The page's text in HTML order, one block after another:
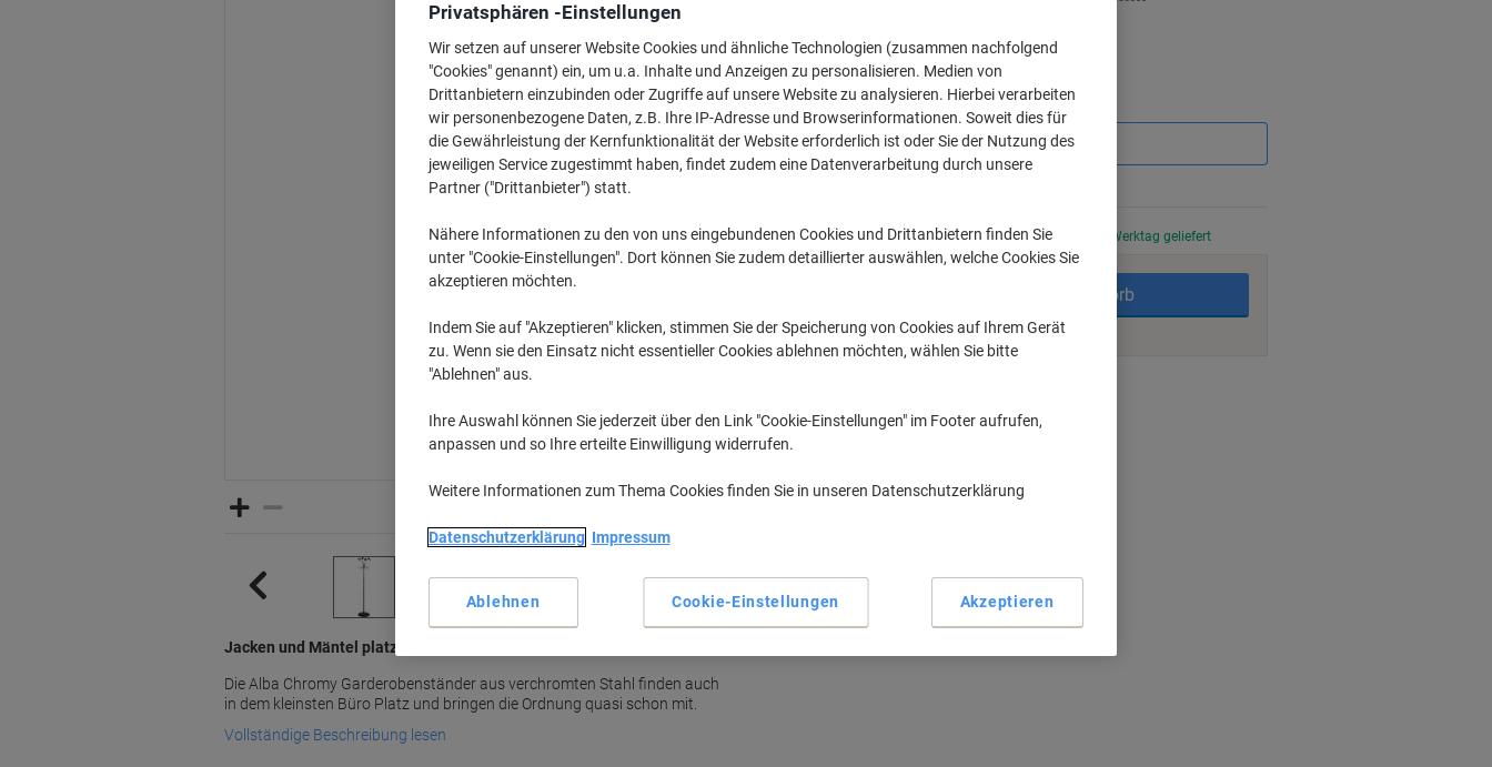
Jacken und Mäntel platzsparend aufhängen
Die Alba Chromy Garderobenständer aus verchromten Stahl finden auch
in dem kleinsten Büro Platz und bringen die Ordnung quasi schon mit.
Vollständige Beschreibung lesen
130,89 € inkl. USt
Menge exkl. USt
1-2Stück 114,99 €
Aktuell verfügbar Vor 17:00 Uhr bestellt, am nächsten Werktag geliefert
In den Warenkorb
Zu einer Liste
Privatsphären -Einstellungen
Wir setzen auf unserer Website Cookies und ähnliche Technologien (zusammen nachfolgend
"Cookies" genannt) ein, um u.a. Inhalte und Anzeigen zu personalisieren. Medien von
Drittanbietern einzubinden oder Zugriffe auf unsere Website zu analysieren. Hierbei verarbeiten
wir personenbezogene Daten, z.B. Ihre IP-Adresse und Browserinformationen. Soweit dies für
die Gewährleistung der Kernfunktionalität der Website erforderlich ist oder Sie der Nutzung des
jeweiligen Service zugestimmt haben, findet zudem eine Datenverarbeitung durch unsere
Partner ("Drittanbieter") statt.
Nähere Informationen zu den von uns eingebundenen Cookies und Drittanbietern finden Sie
unter "Cookie-Einstellungen". Dort können Sie zudem detaillierter auswählen, welche Cookies Sie
akzeptieren möchten.
Indem Sie auf "Akzeptieren" klicken, stimmen Sie der Speicherung von Cookies auf Ihrem Gerät
zu. Wenn sie den Einsatz nicht essentieller Cookies ablehnen möchten, wählen Sie bitte
"Ablehnen" aus.
Ihre Auswahl können Sie jederzeit über den Link "Cookie-Einstellungen" im Footer aufrufen,
anpassen und so Ihre erteilte Einwilligung widerrufen.
Weitere Informationen zum Thema Cookies finden Sie in unseren Datenschutzerklärung
Datenschutzerklärung Impressum
Cookie-Einstellungen
Ablehnen Akzeptieren